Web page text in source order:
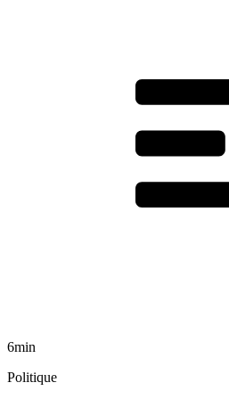
6min
Politique